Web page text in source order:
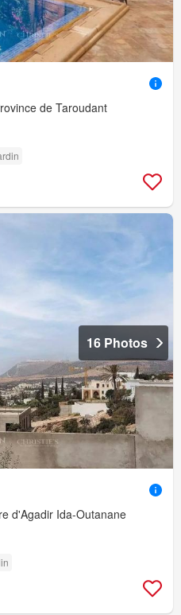
de Taroudant
16 Photos
d'Agadir Ida-Outanane